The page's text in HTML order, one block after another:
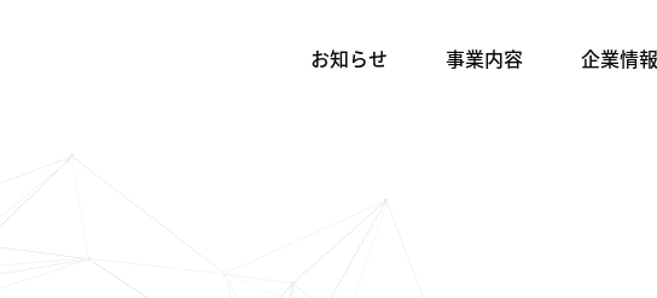
お知らせ 事業内容 企業情報